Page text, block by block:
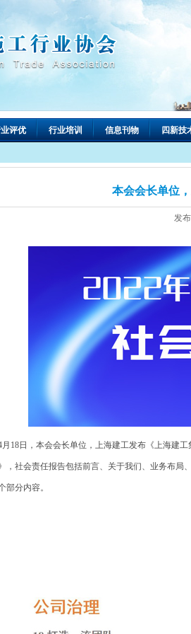
评优 行业培训 信息刊物 四新技
本会会长单位
发布
18日，本会会长单位，上海建工发布《上海建工
，社会责任报告包括前言、关于我们、业务布局
部分内容。